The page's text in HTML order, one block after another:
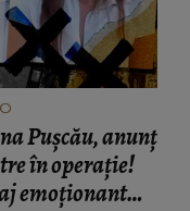
Pușcău, anunț
în operație!
emoționant